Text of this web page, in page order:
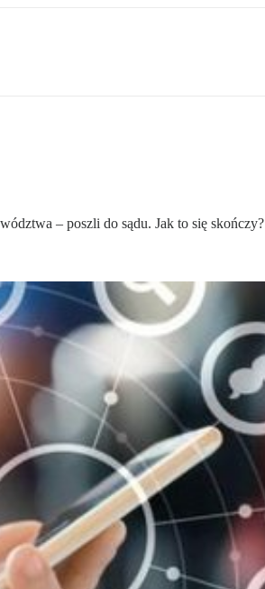
– poszli do sądu. Jak to się skończy?